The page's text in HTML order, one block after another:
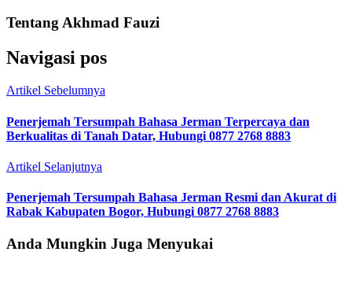
Tentang Akhmad Fauzi
Navigasi pos
Artikel Sebelumnya
Penerjemah Tersumpah Bahasa Jerman Terpercaya dan
Berkualitas di Tanah Datar, Hubungi 0877 2768 8883
Artikel Selanjutnya
Penerjemah Tersumpah Bahasa Jerman Resmi dan Akurat di
Rabak Kabupaten Bogor, Hubungi 0877 2768 8883
Anda Mungkin Juga Menyukai